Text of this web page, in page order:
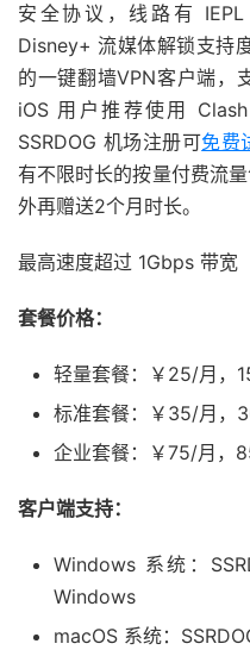
安全协议，线路有
Disney+ 流媒体解锁支持
的一键翻墙VPN客户端，
iOS 用户推荐使用
SSRDOG 机场注册可免费
有不限时长的按量付费流
外再赠送2个月时长。
最高速度超过 1Gbps 带宽
套餐价格：
轻量套餐：￥25/月，
标准套餐：￥35/月，
企业套餐：￥75/月，
客户端支持：
Windows 系统：
Windows
macOS 系统：